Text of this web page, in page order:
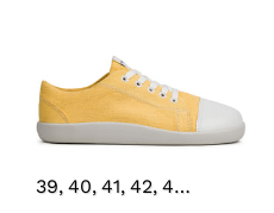
39 40 41 42 43